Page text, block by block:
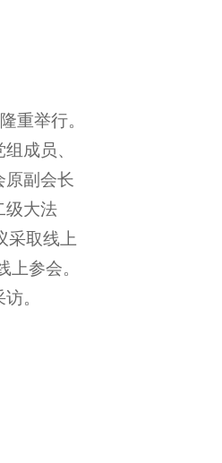
重举行。
成员、
原副会长
级大法
采取线上
参会。
。